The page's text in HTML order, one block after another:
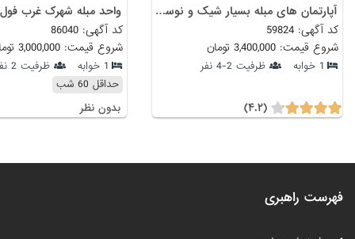
آپارتمان های مبله بسیار شیک و نوساز فول امکانات
کد آگهی: 59824
شروع قیمت: 3,400,000 تومان
1 خوابه ظرفیت 2-4 نفر
(۴.۲)
واحد مبله شهرک غرب
کد آگهی: 86040
شروع قیمت: 3,000,000 تومان
1 خوابه
ظرفیت 2 نفر
حداقل 60 شب
بدون نظر
فهرست راهبری